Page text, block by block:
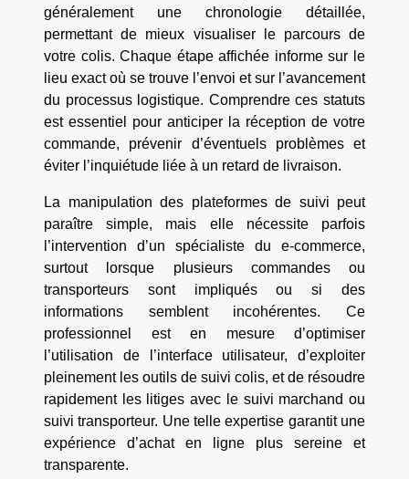
généralement une chronologie détaillée,
permettant de mieux visualiser le parcours de
votre colis. Chaque étape affichée informe sur le
lieu exact où se trouve l’envoi et sur l’avancement
du processus logistique. Comprendre ces statuts
est essentiel pour anticiper la réception de votre
commande, prévenir d’éventuels problèmes et
éviter l’inquiétude liée à un retard de livraison.
La manipulation des plateformes de suivi peut
paraître simple, mais elle nécessite parfois
l’intervention d’un spécialiste du e-commerce,
surtout lorsque plusieurs commandes ou
transporteurs sont impliqués ou si des
informations semblent incohérentes. Ce
professionnel est en mesure d’optimiser
l’utilisation de l’interface utilisateur, d’exploiter
pleinement les outils de suivi colis, et de résoudre
rapidement les litiges avec le suivi marchand ou
suivi transporteur. Une telle expertise garantit une
expérience d’achat en ligne plus sereine et
transparente.